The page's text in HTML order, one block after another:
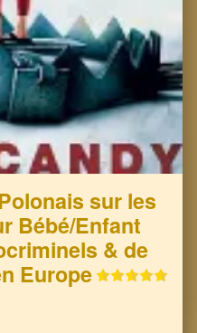
sur les
Bébé/Enfant
& de
Europe